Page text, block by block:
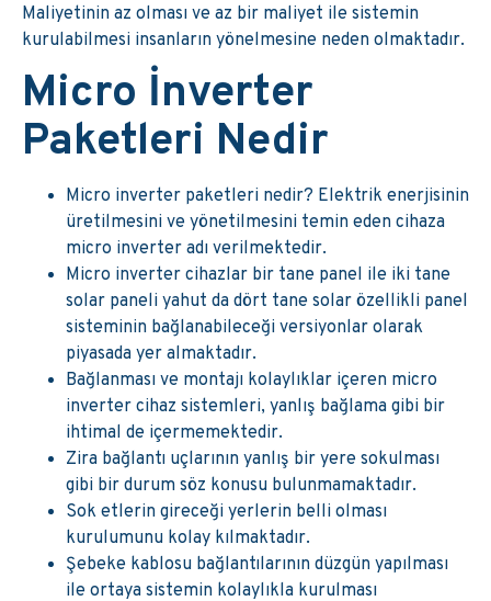
Maliyetinin az olması ve az bir maliyet ile sistemin
kurulabilmesi insanların yönelmesine neden olmaktadır.
Micro İnverter
Paketleri Nedir
Micro inverter paketleri nedir? Elektrik enerjisinin
üretilmesini ve yönetilmesini temin eden cihaza
micro inverter adı verilmektedir.
Micro inverter cihazlar bir tane panel ile iki tane
solar paneli yahut da dört tane solar özellikli panel
sisteminin bağlanabileceği versiyonlar olarak
piyasada yer almaktadır.
Bağlanması ve montajı kolaylıklar içeren micro
inverter cihaz sistemleri, yanlış bağlama gibi bir
ihtimal de içermemektedir.
Zira bağlantı uçlarının yanlış bir yere sokulması
gibi bir durum söz konusu bulunmamaktadır.
Sok etlerin gireceği yerlerin belli olması
kurulumunu kolay kılmaktadır.
Şebeke kablosu bağlantılarının düzgün yapılması
ile ortaya sistemin kolaylıkla kurulması